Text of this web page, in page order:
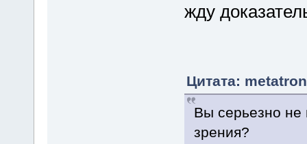
жду
Цитата:
Вы серьезно не
зрения?